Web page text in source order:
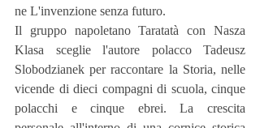
ne L'invenzione senza futuro.
Il gruppo napoletano Taratatà con Nasza
Klasa sceglie l'autore polacco Tadeusz
Slobodzianek per raccontare la Storia, nelle
vicende di dieci compagni di scuola, cinque
polacchi e cinque ebrei. La crescita